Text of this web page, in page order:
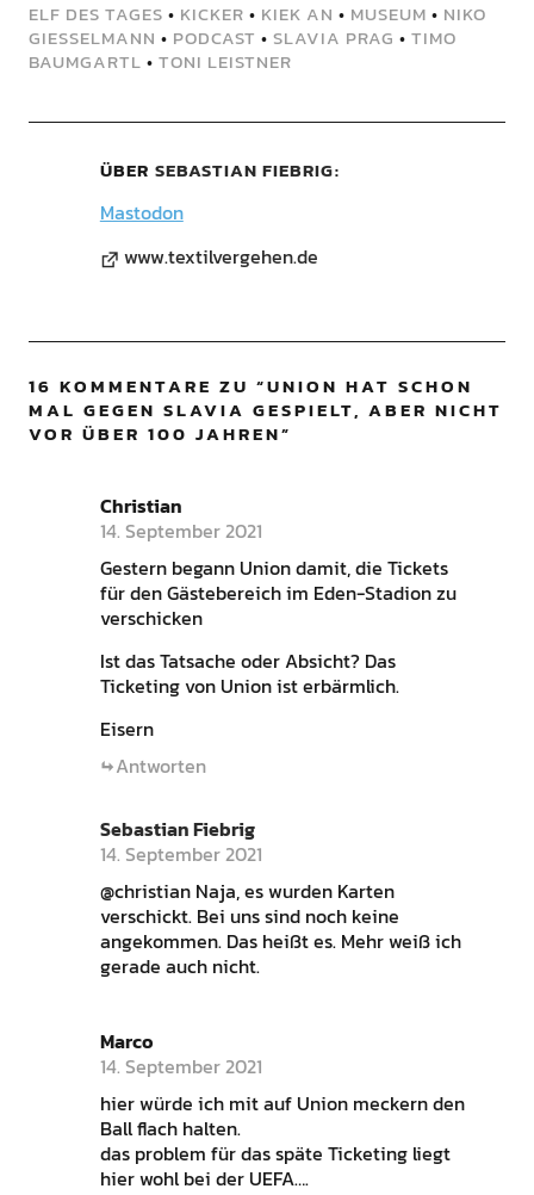
ELF DES TAGES • KICKER • KIEK AN • MUSEUM • NIKO
GIESSELMANN
• PODCAST • SLAVIA PRAG • TIMO
BAUMGARTL • TONI LEISTNER
ÜBER SEBASTIAN FIEBRIG
Mastodon
www.textilvergehen.de
16 KOMMENTARE ZU “UNION HAT SCHON
MAL GEGEN SLAVIA GESPIELT, ABER NICHT
VOR ÜBER 100 JAHREN”
Christian
14. September 2021
Gestern begann Union damit, die Tickets
für den Gästebereich im Eden-Stadion zu
verschicken
Ist das Tatsache oder Absicht? Das
Ticketing von Union ist erbärmlich.
Eisern
Antworten
Sebastian Fiebrig
14. September 2021
@christian Naja, es wurden Karten
verschickt. Bei uns sind noch keine
angekommen. Das heißt es. Mehr weiß ich
gerade auch nicht.
Marco
14. September 2021
hier würde ich mit auf Union meckern den
Ball flach halten.
das problem für das späte Ticketing liegt
hier wohl bei der UEFA….